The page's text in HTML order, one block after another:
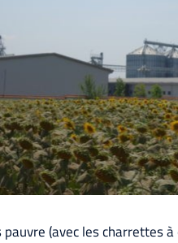
(avec les charrettes